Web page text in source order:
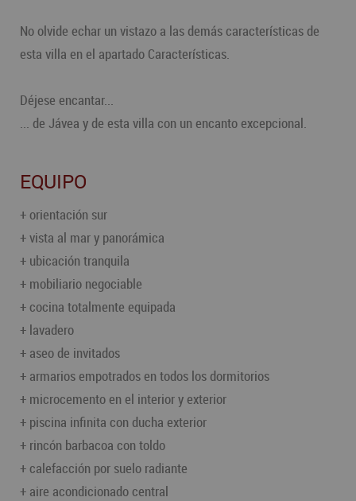
No olvide echar un vistazo a las demás características de
esta villa en el apartado Características.
Déjese encantar...
... de Jávea y de esta villa con un encanto excepcional.
EQUIPO
+ orientación sur
+ vista al mar y panorámica
+ ubicación tranquila
+ mobiliario negociable
+ cocina totalmente equipada
+ lavadero
+ aseo de invitados
+ armarios empotrados en todos los dormitorios
+ microcemento en el interior y exterior
+ piscina infinita con ducha exterior
+ rincón barbacoa con toldo
+ calefacción por suelo radiante
+ aire acondicionado central